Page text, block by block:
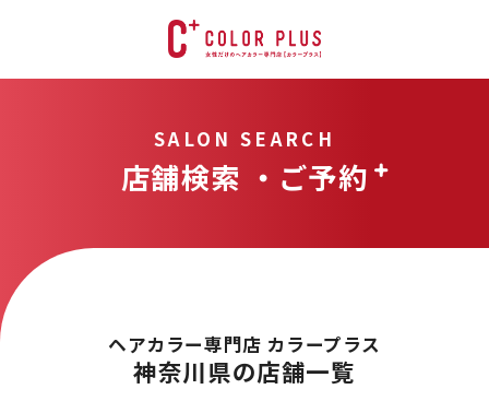
SALON SEARCH
店舗検索 ・ご予約
ヘアカラー専門店 カラープラス
神奈川県の店舗一覧